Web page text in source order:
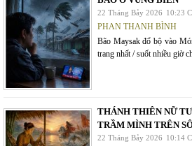
22 Tháng Bảy 2026 10:23
PHAN THANH BÌNH
Bão Maysak đổ bộ vào
trang nhất / suốt nhiều giờ
THÁNH THIÊN NỮ
TRẦM MÌNH TRÊN
22 Tháng Bảy 2026 10:14